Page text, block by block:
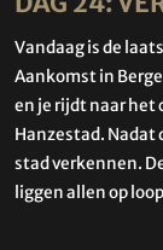
Vandaag is de
Aankomst in
en je rijdt naar het
Hanzestad. Nadat
stad verkennen.
liggen allen op